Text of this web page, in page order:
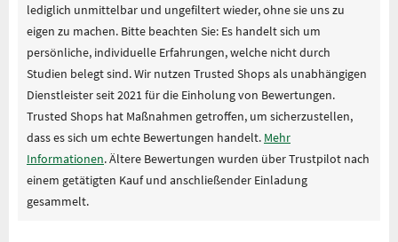
lediglich unmittelbar und ungefiltert wieder, ohne sie uns zu
eigen zu machen. Bitte beachten Sie: Es handelt sich um
persönliche, individuelle Erfahrungen, welche nicht durch
Studien belegt sind. Wir nutzen Trusted Shops als unabhängigen
Dienstleister seit 2021 für die Einholung von Bewertungen.
Trusted Shops hat Maßnahmen getroffen, um sicherzustellen,
dass es sich um echte Bewertungen handelt. Mehr
Informationen. Ältere Bewertungen wurden über Trustpilot nach
einem getätigten Kauf und anschließender Einladung
gesammelt.